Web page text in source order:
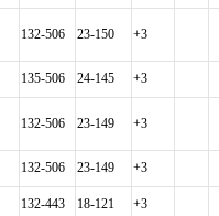
132-506 23-150 +3
135-506 24-145 +3
132-506 23-149 +3
132-506 23-149 +3
132-443 18-121
+3